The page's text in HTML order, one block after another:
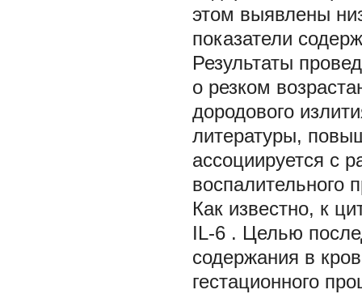
этом выявлены
показатели
Результаты
о резком
дородового
литературы,
ассоциируется с
воспалительного
Как известно, к
IL-6 . Целью
содержания в
гестационного